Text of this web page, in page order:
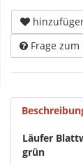
Frage
Läufer
grün